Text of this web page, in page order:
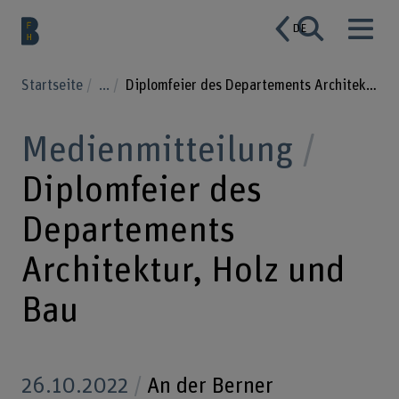
DE
Startseite ... Diplomfeier des Departements Architektur, Holz und Bau
Medienmitteilung
Diplomfeier des
Departements
Architektur, Holz und
Bau
26.10.2022
An der Berner